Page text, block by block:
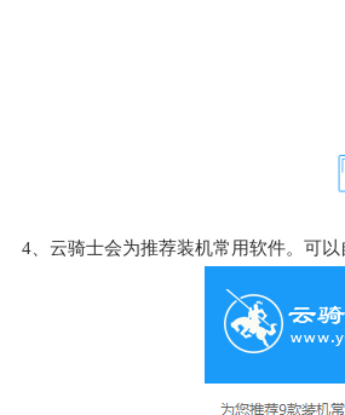
4、云骑士会为推荐装机常用软件。可